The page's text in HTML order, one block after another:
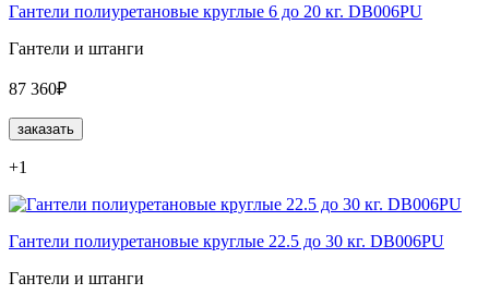
Гантели полиуретановые круглые 6 до 20 кг. DB006PU
Гантели и штанги
87 360₽
заказать
+1
Гантели полиуретановые круглые 22.5 до 30 кг. DB006PU
Гантели и штанги